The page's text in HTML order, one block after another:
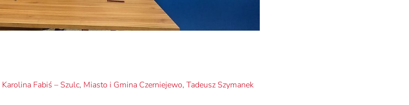
Karolina Fabiś – Szulc, Miasto i Gmina Czerniejewo, Tadeusz Szymanek